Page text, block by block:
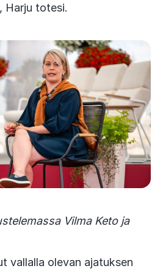
Harju totesi.
Vilma Keto ja
vallalla olevan ajatuksen